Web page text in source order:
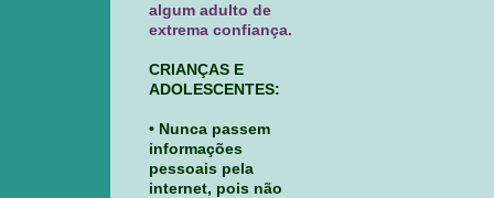
algum adulto de
extrema confiança.
CRIANÇAS E
ADOLESCENTES:
• Nunca passem
informações
pessoais pela
internet, pois não